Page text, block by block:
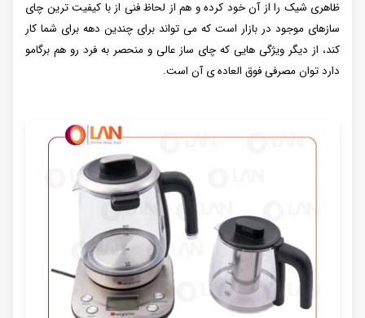
ظاهری شیک را از آن خود کرده و هم از لحاظ فنی از با کیفیت ترین چای
سازهای موجود در بازار است که می تواند برای چندین دهه برای شما کار
کند، از دیگر ویژگی هایی که چای ساز عالی و منحصر به فرد رو هم برگامو
دارد توان مصرفی فوق العاده ی آن است.